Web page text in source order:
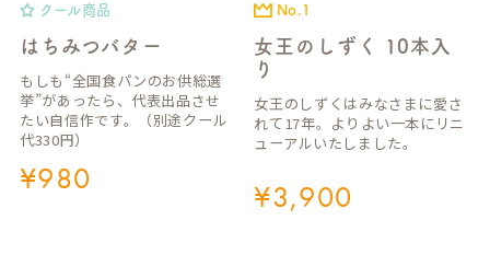
クール商品
はちみつバター
もしも“全国食パンのお供総選
挙”があったら、代表出品させ
たい自信作です。（別途クール
代330円）
¥980
No.1
女王のしずく 10本入
り
女王のしずくはみなさまに愛さ
れて17年。よりよい一本にリニ
ューアルいたしました。
¥3,900